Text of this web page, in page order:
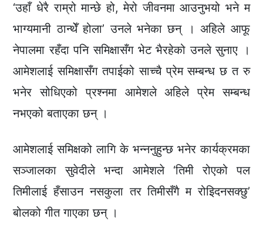
‘उहाँ धेरै राम्रो मान्छे हो, मेरो जीवनमा आउनुभयो भने म
भाग्यमानी ठान्थेँ होला’ उनले भनेका छन् । अहिले आफू
नेपालमा रहँदा पनि समिक्षासँग भेट भैरहेको उनले सुनाए ।
आमेशलाई समिक्षासँग तपाईको साच्चै प्रेम सम्बन्ध छ त रु
भनेर सोधिएको प्रश्नमा आमेशले अहिले प्रेम सम्बन्ध
नभएको बताएका छन् ।
आमेशलाई समिक्षको लागि के भन्ननुहुन्छ भनेर कार्यक्रमका
सञ्जालका सुवेदीले भन्दा आमेशले ‘तिमी रोएको पल
तिमीलाई हँसाउन नसकुला तर तिमीसँगै म रोइिदनसक्छु’
बोलको गीत गाएका छन् ।